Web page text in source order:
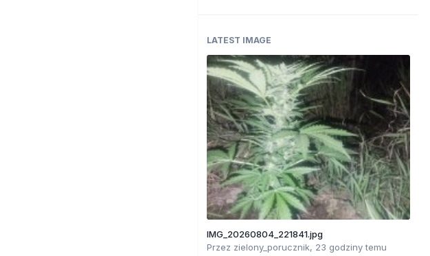
LATEST IMAGE
IMG_20260804_221841.jpg
Przez zielony_porucznik, 23 godziny temu